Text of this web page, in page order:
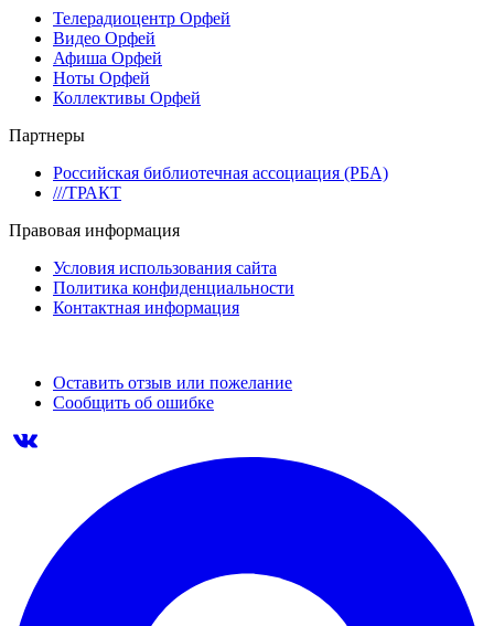
Телерадиоцентр Орфей
Видео Орфей
Афиша Орфей
Ноты Орфей
Коллективы Орфей
Партнеры
Российская библиотечная ассоциация (РБА)
///ТРАКТ
Правовая информация
Условия использования сайта
Политика конфиденциальности
Контактная информация
Оставить отзыв или пожелание
Сообщить об ошибке